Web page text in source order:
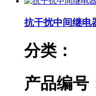
抗干扰中间继电
分类：
产品编号